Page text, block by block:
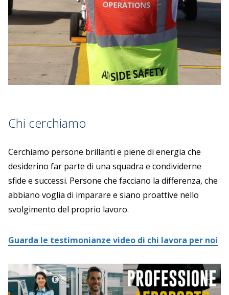
Chi cerchiamo
Cerchiamo persone brillanti e piene di energia che
desiderino far parte di una squadra e condividerne
sfide e successi. Persone che facciano la differenza, che
abbiano voglia di imparare e siano proattive nello
svolgimento del proprio lavoro.
Guarda le testimonianze video di chi lavora per noi